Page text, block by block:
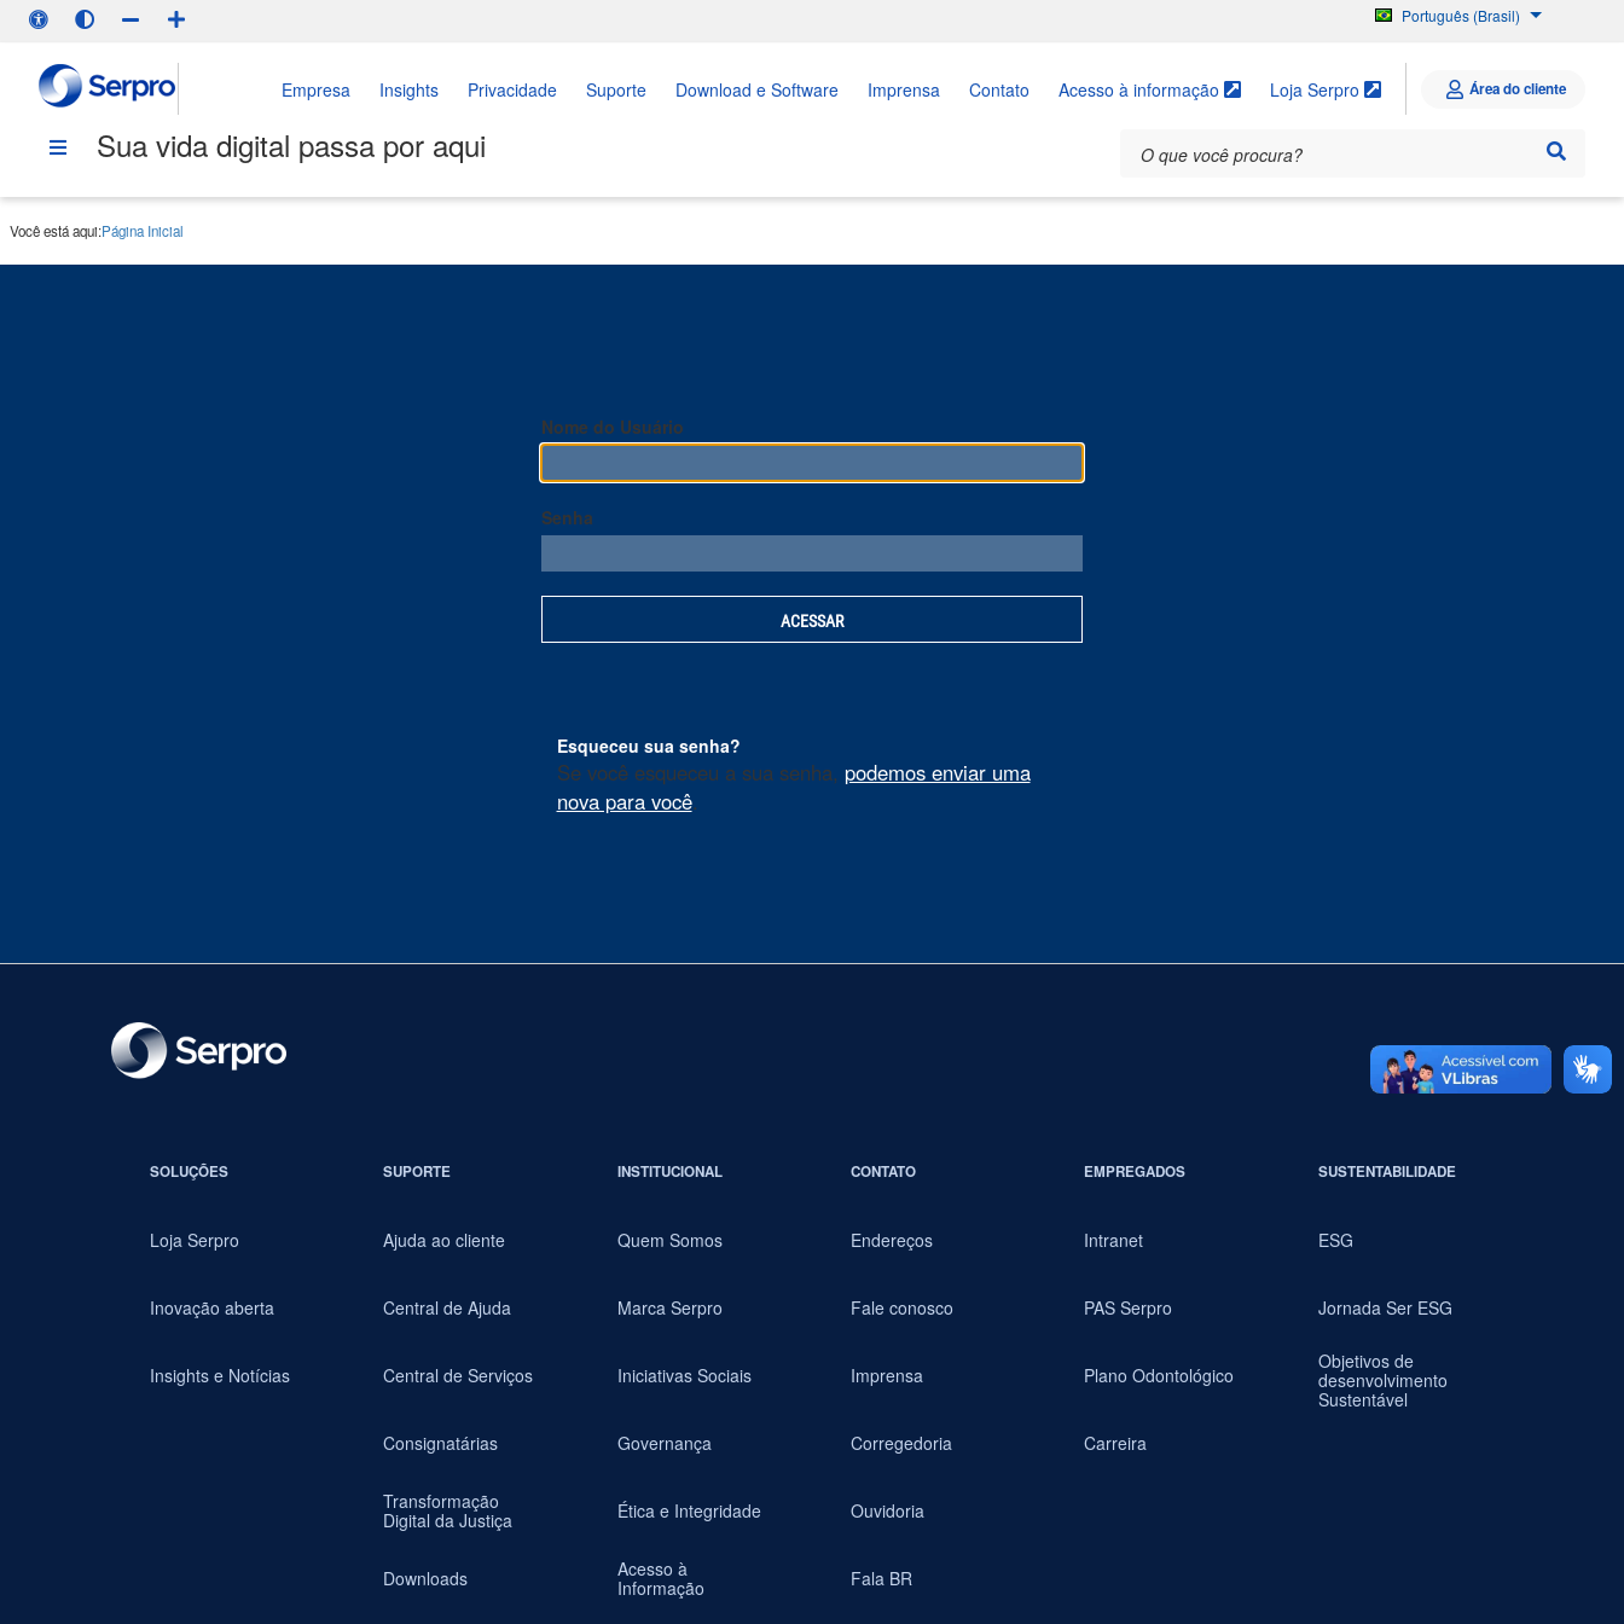
Português (Brasil)
Empresa Insights Privacidade Suporte Download e Software Imprensa Contato Acesso à informação Loja Serpro Área do cliente
Sua vida digital passa por aqui
Você está aqui:Página Inicial
Nome do Usuário
Senha
Esqueceu sua senha?
Se você esqueceu a sua senha, podemos enviar uma
nova para você.
SOLUÇÕES
Loja Serpro
Inovação aberta
Insights e Notícias
SUPORTE
Ajuda ao cliente
Central de Ajuda
Central de Serviços
Consignatárias
Transformação
Digital da Justiça
Downloads
INSTITUCIONAL
Quem Somos
Marca Serpro
Iniciativas Sociais
Governança
Ética e Integridade
Acesso à
Informação
CONTATO
Endereços
Fale conosco
Imprensa
Corregedoria
Ouvidoria
Fala BR
EMPREGADOS
Intranet
PAS Serpro
Plano Odontológico
Carreira
SUSTENTABILIDADE
ESG
Jornada Ser ESG
Objetivos de
desenvolvimento
Sustentável